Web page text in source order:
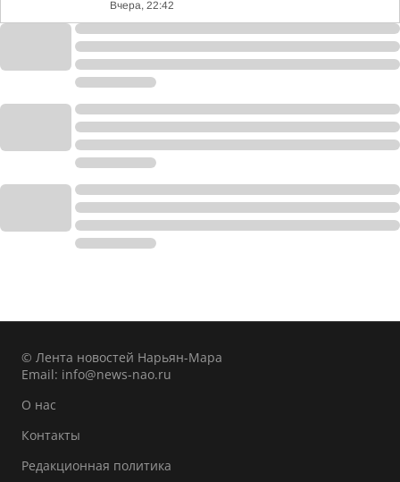
Вчера, 22:42
© Лента новостей Нарьян-Мара
Email: info@news-nao.ru
О нас
Контакты
Редакционная политика